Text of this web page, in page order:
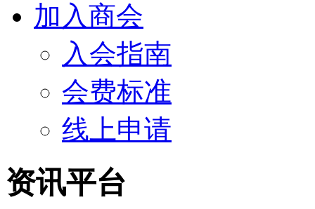
加入商会
入会指南
会费标准
线上申请
资讯平台